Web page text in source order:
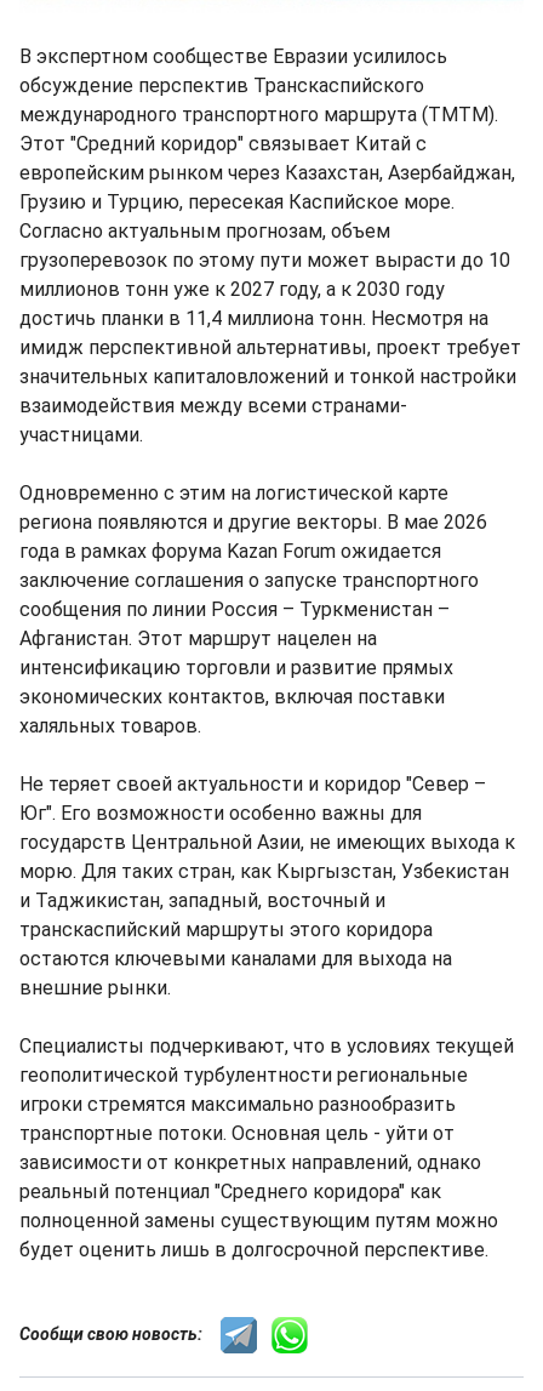
В экспертном сообществе Евразии усилилось
обсуждение перспектив Транскаспийского
международного транспортного маршрута (ТМТМ).
Этот "Средний коридор" связывает Китай с
европейским рынком через Казахстан, Азербайджан,
Грузию и Турцию, пересекая Каспийское море.
Согласно актуальным прогнозам, объем
грузоперевозок по этому пути может вырасти до 10
миллионов тонн уже к 2027 году, а к 2030 году
достичь планки в 11,4 миллиона тонн. Несмотря на
имидж перспективной альтернативы, проект требует
значительных капиталовложений и тонкой настройки
взаимодействия между всеми странами-
участницами.
Одновременно с этим на логистической карте
региона появляются и другие векторы. В мае 2026
года в рамках форума Kazan Forum ожидается
заключение соглашения о запуске транспортного
сообщения по линии Россия – Туркменистан –
Афганистан. Этот маршрут нацелен на
интенсификацию торговли и развитие прямых
экономических контактов, включая поставки
халяльных товаров.
Не теряет своей актуальности и коридор "Север –
Юг". Его возможности особенно важны для
государств Центральной Азии, не имеющих выхода к
морю. Для таких стран, как Кыргызстан, Узбекистан
и Таджикистан, западный, восточный и
транскаспийский маршруты этого коридора
остаются ключевыми каналами для выхода на
внешние рынки.
Специалисты подчеркивают, что в условиях текущей
геополитической турбулентности региональные
игроки стремятся максимально разнообразить
транспортные потоки. Основная цель - уйти от
зависимости от конкретных направлений, однако
реальный потенциал "Среднего коридора" как
полноценной замены существующим путям можно
будет оценить лишь в долгосрочной перспективе.
Сообщи свою новость: